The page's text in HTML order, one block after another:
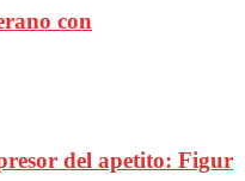
con
del apetito: Figur